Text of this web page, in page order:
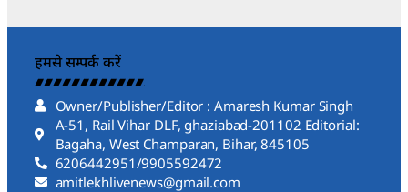
हमसे सम्पर्क करें
Owner/Publisher/Editor : Amaresh Kumar Singh
A-51, Rail Vihar DLF, ghaziabad-201102 Editorial:
Bagaha, West Champaran, Bihar, 845105
6206442951/9905592472
amitlekhlivenews@gmail.com